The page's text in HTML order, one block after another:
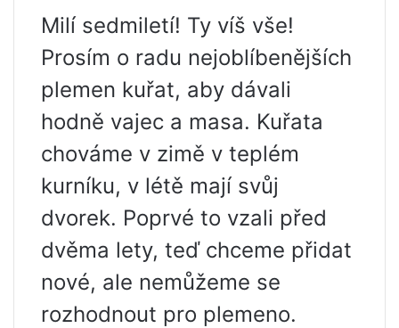
Milí sedmiletí! Ty víš vše!
Prosím o radu nejoblíbenějších
plemen kuřat, aby dávali
hodně vajec a masa. Kuřata
chováme v zimě v teplém
kurníku, v létě mají svůj
dvorek. Poprvé to vzali před
dvěma lety, teď chceme přidat
nové, ale nemůžeme se
rozhodnout pro plemeno.